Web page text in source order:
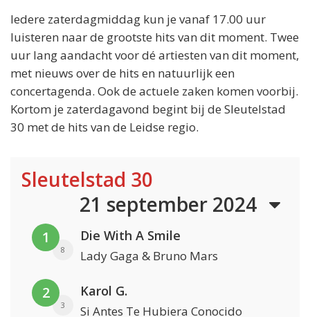
Iedere zaterdagmiddag kun je vanaf 17.00 uur
luisteren naar de grootste hits van dit moment. Twee
uur lang aandacht voor dé artiesten van dit moment,
met nieuws over de hits en natuurlijk een
concertagenda. Ook de actuele zaken komen voorbij.
Kortom je zaterdagavond begint bij de Sleutelstad
30 met de hits van de Leidse regio.
Sleutelstad 30
21 september 2024
1
8
Die With A Smile
Lady Gaga & Bruno Mars
2
3
Karol G.
Si Antes Te Hubiera Conocido